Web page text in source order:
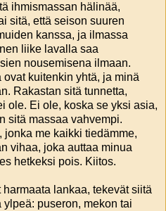
ihmismassan hälinää,
sitä, että seison suuren
kanssa, ja ilmassa
liike lavalla saa
nousemisena ilmaan.
kuitenkin yhtä, ja minä
Rakastan sitä tunnetta,
ole. Ei ole, koska se yksi asia,
sitä massaa vahvempi.
me kaikki tiedämme,
vihaa, joka auttaa minua
hetkeksi pois. Kiitos.
lankaa, tekevät siitä
puseron, mekon tai